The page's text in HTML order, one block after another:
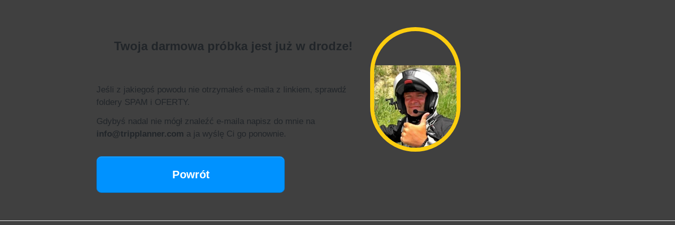
Twoja darmowa próbka jest już w drodze!
Jeśli z jakiegoś powodu nie otrzymałeś e-maila z linkiem, sprawdź
foldery SPAM i OFERTY.
Gdybyś nadal nie mógł znaleźć e-maila napisz do mnie na
info@tripplanner.com a ja wyślę Ci go ponownie.
Powrót